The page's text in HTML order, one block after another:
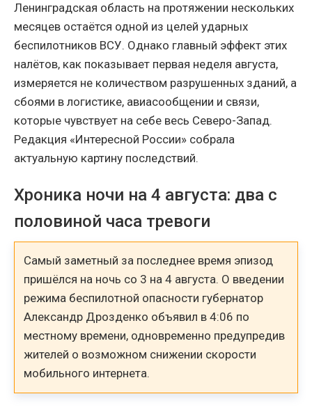
Ленинградская область на протяжении нескольких
месяцев остаётся одной из целей ударных
беспилотников ВСУ. Однако главный эффект этих
налётов, как показывает первая неделя августа,
измеряется не количеством разрушенных зданий, а
сбоями в логистике, авиасообщении и связи,
которые чувствует на себе весь Северо-Запад.
Редакция «Интересной России» собрала
актуальную картину последствий.
Хроника ночи на 4 августа: два с
половиной часа тревоги
Самый заметный за последнее время эпизод
пришёлся на ночь со 3 на 4 августа. О введении
режима беспилотной опасности губернатор
Александр Дрозденко объявил в 4:06 по
местному времени, одновременно предупредив
жителей о возможном снижении скорости
мобильного интернета.